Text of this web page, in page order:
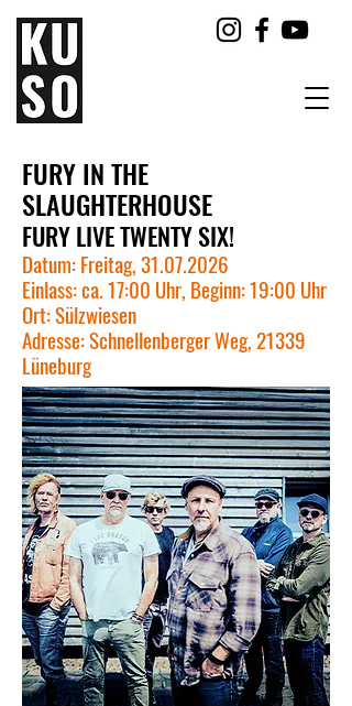
FURY IN THE
SLAUGHTERHOUSE
FURY LIVE TWENTY SIX!
Datum: Freitag,31.07.2026
Einlass: ca. 17:00 Uhr, Beginn: 19:00 Uhr
Ort: Sülzwiesen
Adresse: Schnellenberger Weg, 21339
Lüneburg